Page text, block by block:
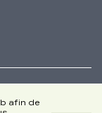
afin de